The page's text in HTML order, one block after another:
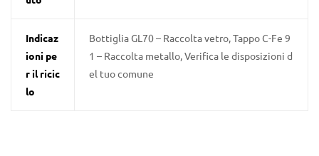
Indicaz
ioni pe
r il ricic
lo
Bottiglia GL70 – Raccolta vetro, Tappo C-Fe 9
1 – Raccolta metallo, Verifica le disposizioni d
el tuo comune